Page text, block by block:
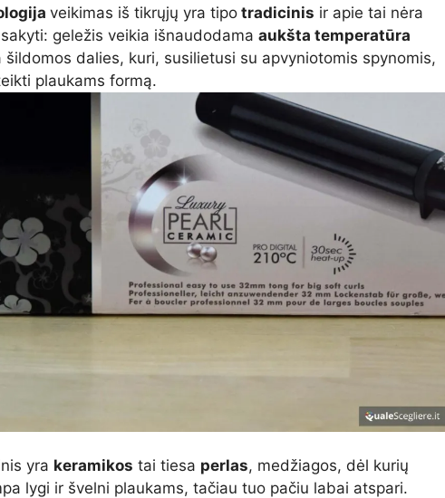
veikimas iš tikrųjų yra tipotradicinis ir apie tai nėra
geležis veikia išnaudodama aukšta temperatūra
šildomos dalies, kuri, susilietusi su apvyniotomis spynomis,
plaukams formą.
yra keramikos tai tiesa perlas, medžiagos, dėl kurių
lygi ir švelni plaukams, tačiau tuo pačiu labai atspari.